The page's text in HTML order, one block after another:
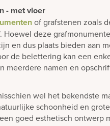
- met vloer
of grafstenen zoals
Hoewel deze
en dus plaats bieden aan
de belettering kan een
meerdere namen en
wel het bekendste
schoonheid en
goed esthetisch ontwerp